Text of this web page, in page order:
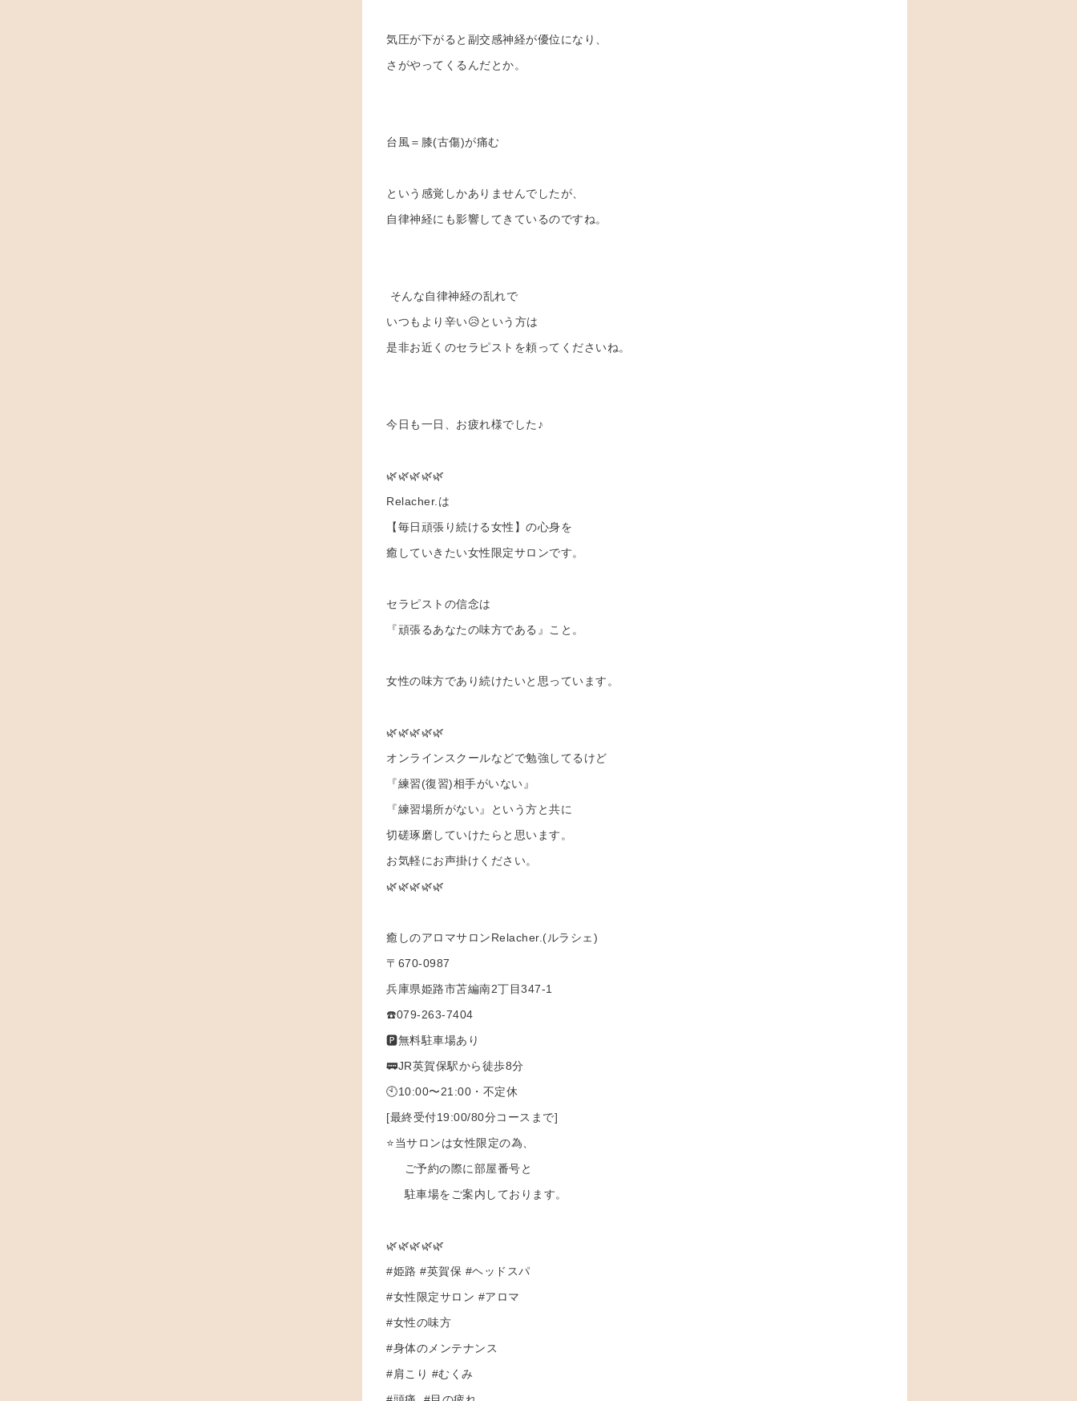
気圧が下がると副交感神経が優位になり、
さがやってくるんだとか。
台風＝膝(古傷)が痛む
という感覚しかありませんでしたが、
自律神経にも影響してきているのですね。
そんな自律神経の乱れで
いつもより辛い😥という方は
是非お近くのセラピストを頼ってくださいね。
今日も一日、お疲れ様でした♪
🌿🌿🌿🌿🌿
Relacher.は
【毎日頑張り続ける女性】の心身を
癒していきたい女性限定サロンです。
セラピストの信念は
『頑張るあなたの味方である』こと。
女性の味方であり続けたいと思っています。
🌿🌿🌿🌿🌿
オンラインスクールなどで勉強してるけど
『練習(復習)相手がいない』
『練習場所がない』という方と共に
切磋琢磨していけたらと思います。
お気軽にお声掛けください。
🌿🌿🌿🌿🌿
癒しのアロマサロンRelacher.(ルラシェ)
〒670-0987
兵庫県姫路市苫編南2丁目347-1
☎️079-263-7404
🅿️無料駐車場あり
🚃JR英賀保駅から徒歩8分
🕙10:00〜21:00・不定休
[最終受付19:00/80分コースまで]
⭐️当サロンは女性限定の為、
ご予約の際に部屋番号と
駐車場をご案内しております。
🌿🌿🌿🌿🌿
#姫路 #英賀保 #ヘッドスパ
#女性限定サロン #アロマ
#女性の味方
#身体のメンテナンス
#肩こり #むくみ